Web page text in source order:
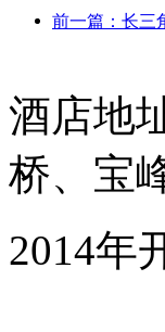
酒店地
桥、宝
2014年